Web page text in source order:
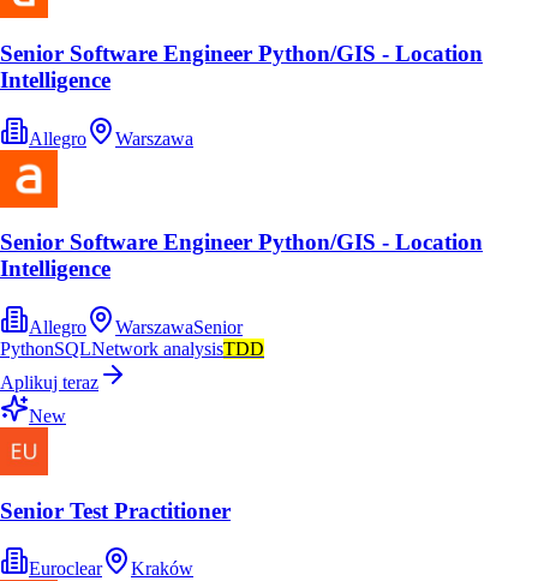
Senior Software Engineer Python/GIS - Location
Intelligence
Allegro Warszawa
Senior Software Engineer Python/GIS - Location
Intelligence
Allegro WarszawaSenior
PythonSQLNetwork analysisTDD
Aplikuj teraz
New
Senior Test Practitioner
Euroclear Kraków